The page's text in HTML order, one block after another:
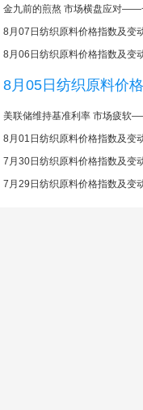
金九前的煎熬 市场横盘应对——
8月07日纺织原料价格指数及变
8月06日纺织原料价格指数及变
8月05日纺织原料价
美联储维持基准利率 市场疲软
8月01日纺织原料价格指数及变
7月30日纺织原料价格指数及变
7月29日纺织原料价格指数及变